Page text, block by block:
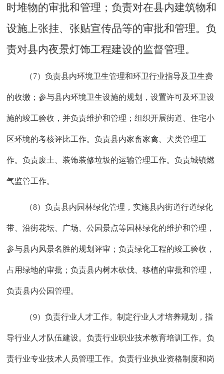
时堆物的审批和管理；负责对在县内建筑物和
设施上张挂、张贴宣传品等的审批和管理。负
责对县内夜景灯饰工程建设的监督管理。
（7）负责县内环境卫生管理和环卫行业指导及卫生费
的收缴；参与县内环境卫生设施的规划，设置许可及环卫设
施的竣工验收，并负责维护和管理；组织开展街道、住宅小
区环境的考核评比工作。负责县内家畜家禽、犬类管理工
作。负责废土、装饰装修垃圾的运输管理工作。负责城镇燃
气监管工作。
（8）负责县内园林绿化管理，实施县内街道行道绿化
带、沿街花坛、广场、公园景点等园林绿化的维护和管理，
参与县内风景名胜的规划评审；负责绿化工程的竣工验收，
占用绿地的审批；负责县内树木砍伐、移植的审批和管理，
负责县内公园管理。
（9）负责行业人才工作。制定行业人才培养规划，指
导行业人才队伍建设。负责行业职业技术教育培训工作。负
责行业专业技术人员管理工作。负责行业执业资格制度和岗